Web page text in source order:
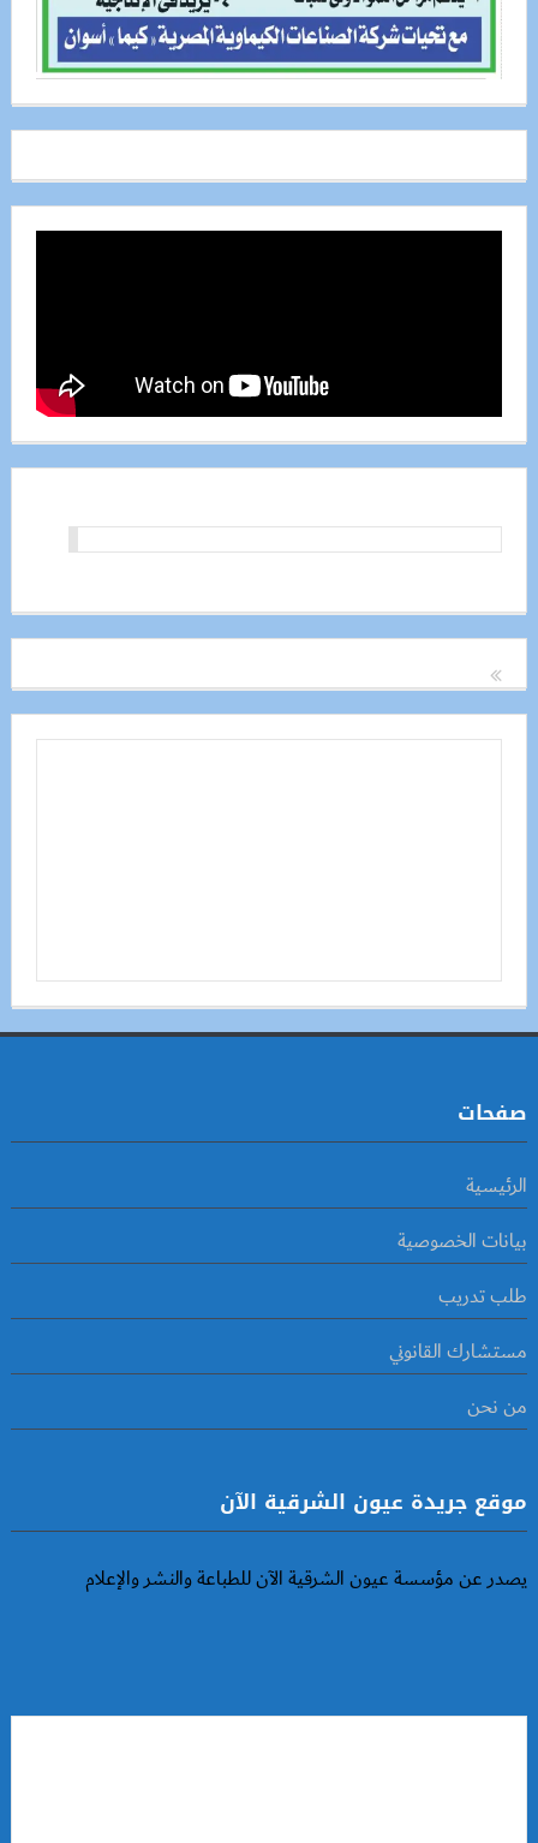
صفحات
الرئيسية
بيانات الخصوصية
طلب تدريب
مستشارك القانوني
من نحن
موقع جريدة عيون الشرقية الآن
يصدر عن مؤسسة عيون الشرقية الآن للطباعة والنشر والإعلام